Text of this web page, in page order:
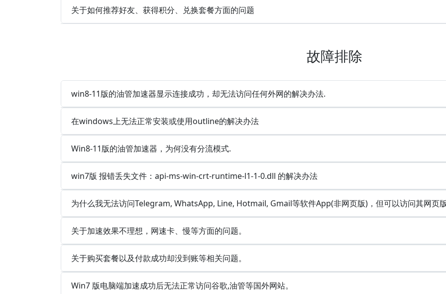
关于如何推荐好友、获得积分、兑换套餐方面的问题
故障排除
win8-11版的油管加速器显示连接成功，却无法访问任何外网的解决办法.
在windows上无法正常安装或使用outline的解决办法
Win8-11版的油管加速器，为何没有分流模式.
win7版 报错丢失文件：api-ms-win-crt-runtime-l1-1-0.dll 的解决办法
为什么我无法访问Telegram, WhatsApp, Line, Hotmail, Gmail等软件App(非网页版)，但可以访问其网页
关于加速效果不理想，网速卡、慢等方面的问题。
关于购买套餐以及付款成功却没到账等相关问题。
Win7 版电脑端加速成功后无法正常访问谷歌,油管等国外网站。